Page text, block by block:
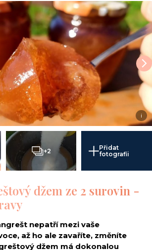
i
+2
Přidat
fotografii
džem ze 2 surovin -
nepatří mezi vaše
až ho ale zavaříte, změníte
džem má dokonalou